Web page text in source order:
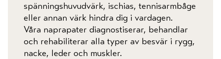
kontorslokaler
spänningshuvudvärk, ischias, tennisarmbåge
eller annan värk hindra dig i vardagen.
Våra naprapater diagnostiserar, behandlar
och rehabiliterar alla typer av besvär i rygg,
nacke, leder och muskler.